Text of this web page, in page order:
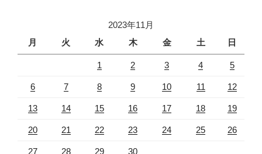
2023年11月
月
火 水 木 金 土 日
1 2 3 4 5
6 7 8 9 10 11 12
13 14 15 16 17 18 19
20 21 22 23 24 25 26
27 28 29 30